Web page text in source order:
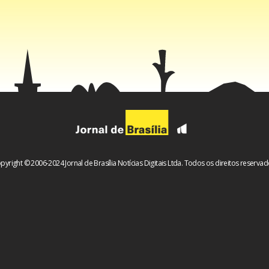
© 2006-2024 Jornal de Brasília Notícias Digitais Ltda. Todos os direitos